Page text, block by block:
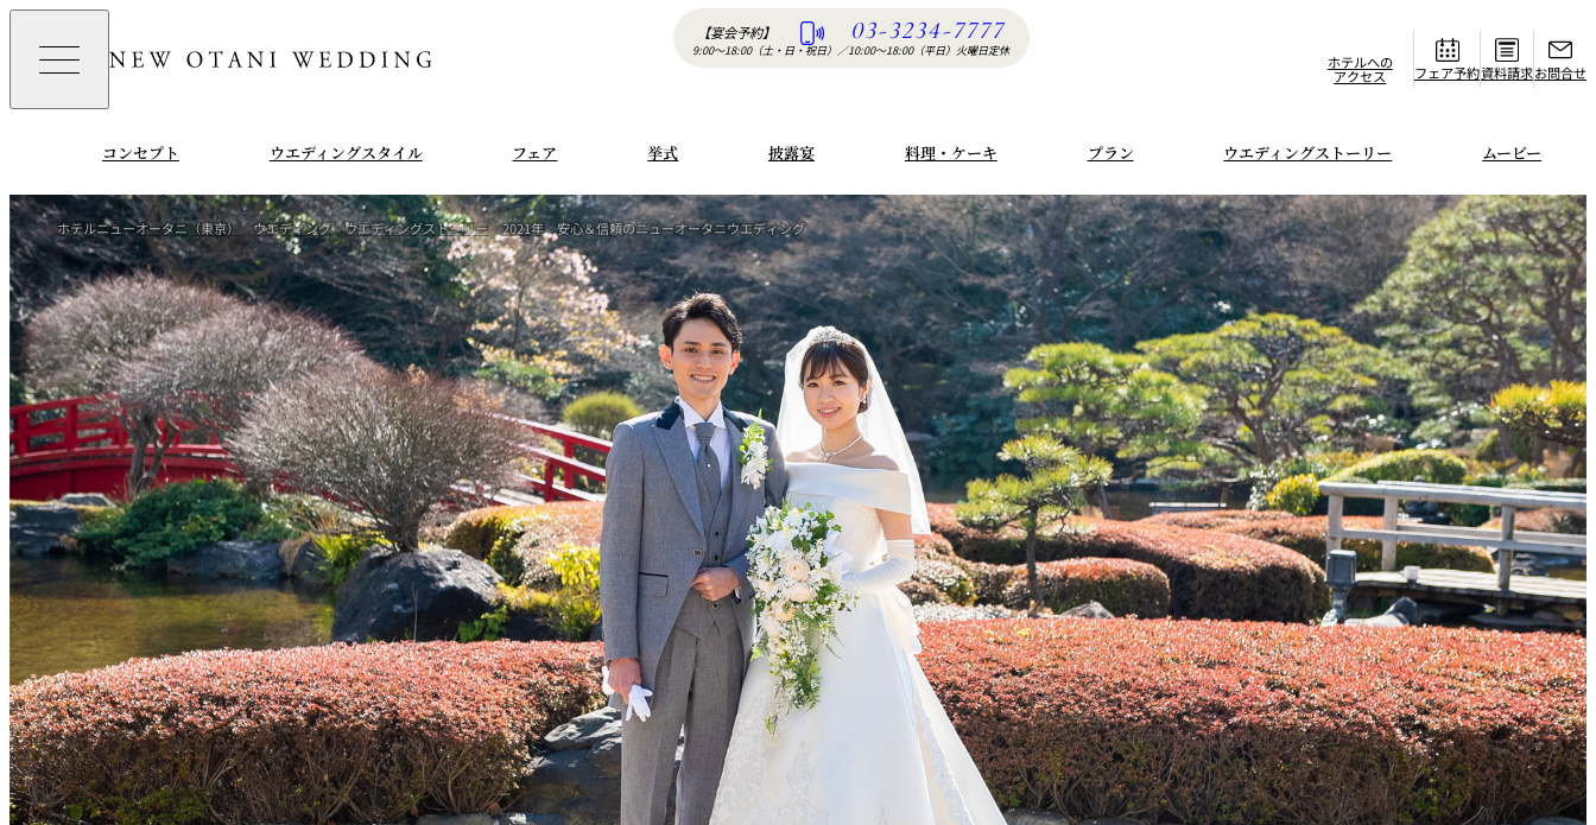
ホテルへの
アクセス フェア 資料請求お問合せ
コンセプト ウエディングスタイル フェア 挙式 披露宴 料理・ケーキ プラン ウエディングストーリー ムービー
ホテルニューオータニ（東京） ウエディング ウエディングストーリー 2021年 安心＆信頼のニューオータニウエディング
【宴会予約】 03-3234-7777
9:00〜18:00（土・日・祝日） ／10:00〜18:00（平日）火曜日定休